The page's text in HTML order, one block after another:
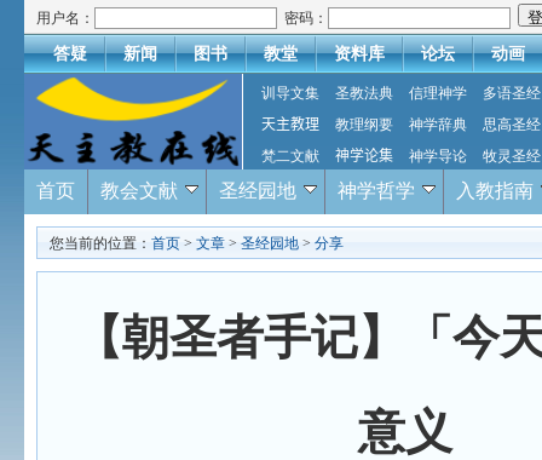
用户名： 密码：
答疑 新闻 图书 教堂 资料库 论坛 动画
训导文集 圣教法典 信理神学
多语圣经
天主教理
教理纲要 神学辞典
思高圣经
梵二文献
神学论集 神学导论 牧灵圣经
首页 教会文献 圣经园地 神学哲学 入教指南
您当前的位置： 首页 > 文章 > 圣经园地 > 分享
【朝圣者手记】「今
意义